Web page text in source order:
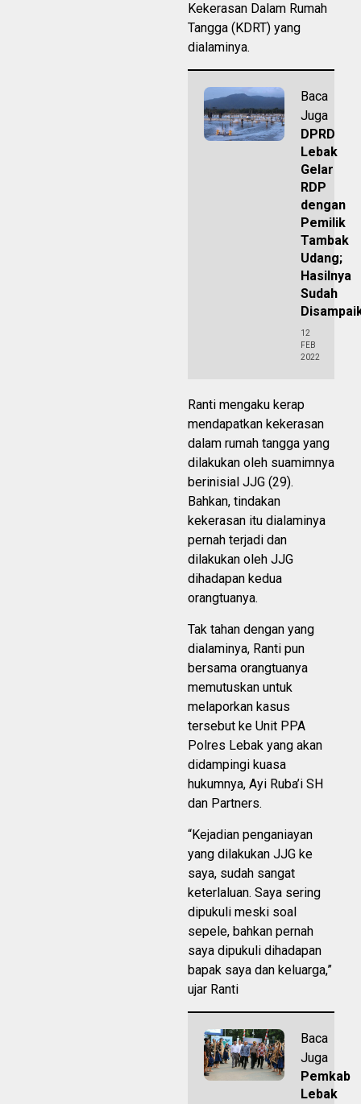
Kekerasan Dalam Rumah
Tangga (KDRT) yang
dialaminya.
Baca
Juga
DPRD
Lebak
Gelar
RDP
dengan
Pemilik
Tambak
Udang;
Hasilnya
Sudah
12
FEB
2022
Ranti mengaku kerap
mendapatkan kekerasan
dalam rumah tangga yang
dilakukan oleh suamimnya
berinisial JJG (29).
Bahkan, tindakan
kekerasan itu dialaminya
pernah terjadi dan
dilakukan oleh JJG
dihadapan kedua
orangtuanya.
Tak tahan dengan yang
dialaminya, Ranti pun
bersama orangtuanya
memutuskan untuk
melaporkan kasus
tersebut ke Unit PPA
Polres Lebak yang akan
didampingi kuasa
hukumnya, Ayi Ruba’i SH
dan Partners.
“Kejadian penganiayan
yang dilakukan JJG ke
saya, sudah sangat
keterlaluan. Saya sering
dipukuli meski soal
sepele, bahkan pernah
saya dipukuli dihadapan
bapak saya dan keluarga,”
ujar Ranti
Baca
Juga
Pemkab
Lebak